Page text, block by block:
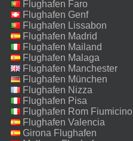
Flughafen Faro
Flughafen Genf
Flughafen Lissabon
Flughafen Madrid
Flughafen Mailand
Malpensa
Flughafen Malaga
Flughafen Manchester
Flughafen München
Flughafen Nizza
Flughafen Pisa
Flughafen Rom Fiumicino
Flughafen Valencia
Girona Flughafen